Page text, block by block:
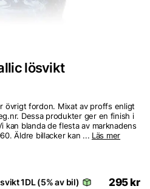
lösvikt
övrigt fordon. Mixat av proffs enligt
Dessa produkter ger en finish i
kan blanda de flesta av marknadens
Äldre billacker kan ... Läs mer
1DL (5% av bil) 295 kr